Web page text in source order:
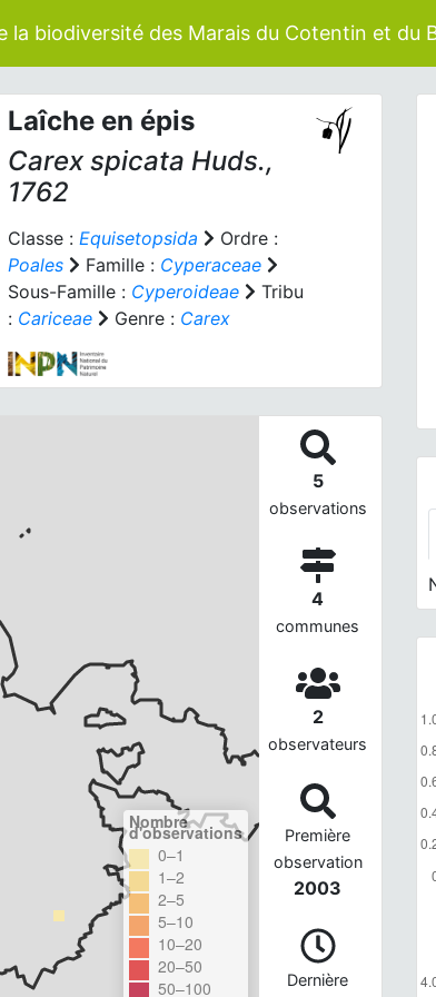
la biodiversité des Marais du Cotentin et du
Laîche en épis
Carex spicata Huds.,
1762
Classe :Equisetopsida
Ordre :
Poales
Famille : Cyperaceae
Sous-Famille : Cyperoideae
Tribu
: Cariceae Genre : Carex
Nombre
d'observations
0–1
1–2
2–5
5–10
10–20
20–50
50–100
5
observations
4
communes
2
observateurs
Première
observation
2003
Dernière